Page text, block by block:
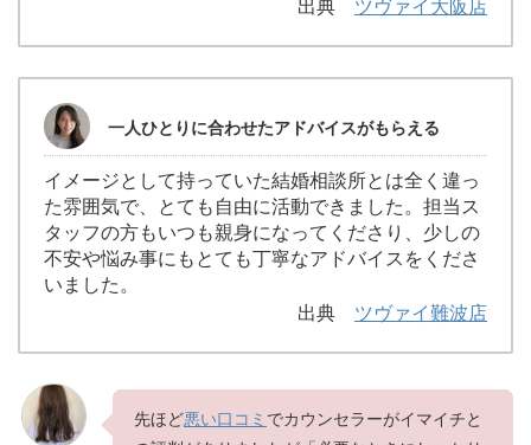
出典 ツヴァイ大阪店
一人ひとりに合わせたアドバイスがもらえる
イメージとして持っていた結婚相談所とは全く違っ
た雰囲気で、とても自由に活動できました。担当ス
タッフの方もいつも親身になってくださり、少しの
不安や悩み事にもとても丁寧なアドバイスをくださ
いました。
出典 ツヴァイ難波店
先ほど悪い口コミ でカウンセラーがイマイチと